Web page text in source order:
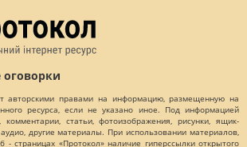
авторскими правами на информацию, размещенную на
ресурса, если не указано иное. Под информацией
комментарии, статьи, фотоизображения, рисунки, ящик-
другие материалы. При использовании материалов,
страницах «Протокол» наличие гиперссылки открытого